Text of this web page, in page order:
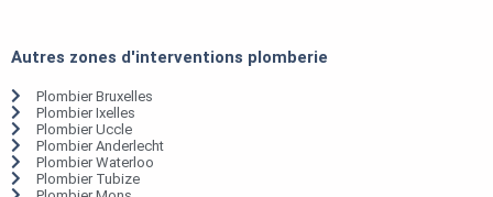
Autres zones d'interventions plomberie
Plombier Bruxelles
Plombier Ixelles
Plombier Uccle
Plombier Anderlecht
Plombier Waterloo
Plombier Tubize